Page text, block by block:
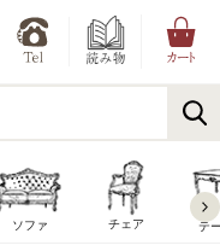
ソファ チェア テ